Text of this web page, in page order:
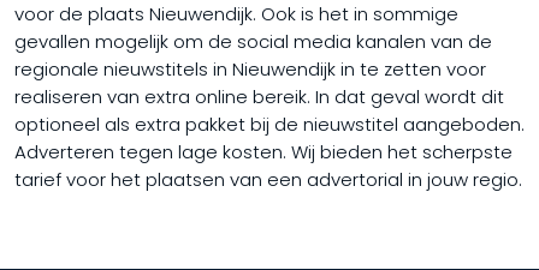
voor de plaats Nieuwendijk. Ook is het in sommige
gevallen mogelijk om de social media kanalen van de
regionale nieuwstitels in Nieuwendijk in te zetten voor
realiseren van extra online bereik. In dat geval wordt dit
optioneel als extra pakket bij de nieuwstitel aangeboden.
Adverteren tegen lage kosten. Wij bieden het scherpste
tarief voor het plaatsen van een advertorial in jouw regio.